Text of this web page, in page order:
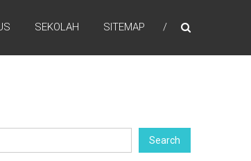
SEKOLAH SITEMAP
Search